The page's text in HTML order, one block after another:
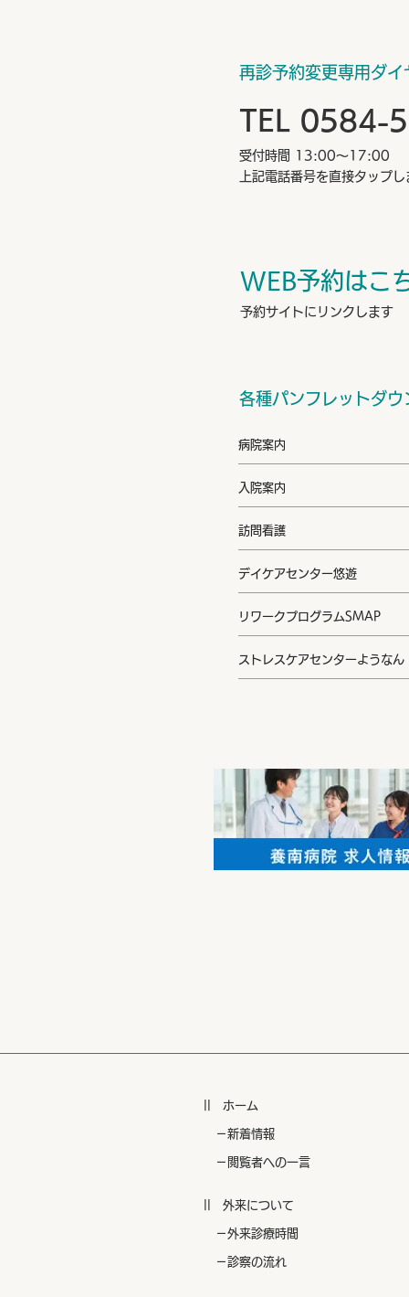
再診予約変更専用ダイ
TEL 0584-
受付時間 13:00～17:00
上記電話番号を直接タップ
WEB予約はこ
予約サイトにリンクします
各種パンフレットダウ
病院案内
入院案内
訪問看護
デイケアセンター悠遊
リワークプログラムSMAP
ストレスケアセンターようなん
|| ​ホーム
​ －新着情報
​ －閲覧者への一言
|| 外来について
​ －外来診療時間
​ －診察の流れ